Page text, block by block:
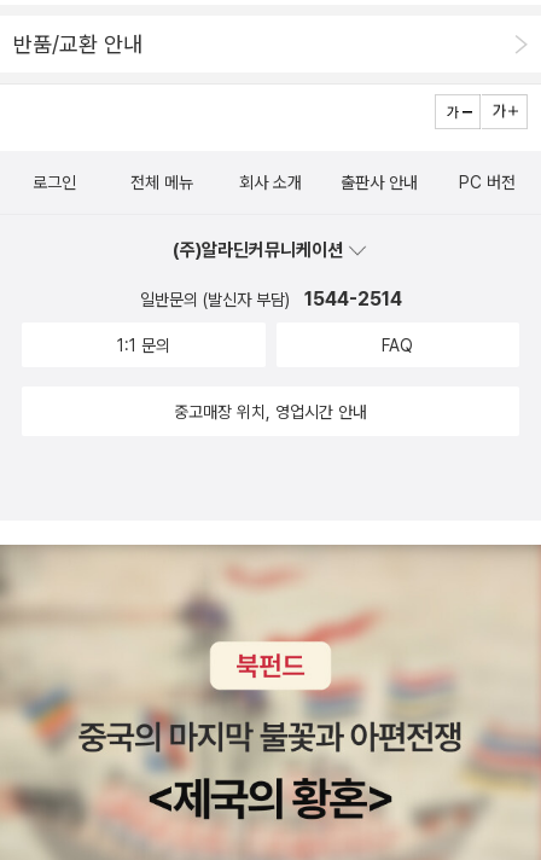
수월성(Excellence)과승리의 혼동 저자는 남을 이기는 것과 일을 잘
인 성취 기준을 마련하고 개인의 잠재력을 최대한 끌어내는 자극제로
작용하는 경우를 과소평가하고 있다. 5. 실현가능성 없는 대안경쟁을
족하다는 지적이다.6. 이상주의적 결론 경쟁 시스템을 완전히 제거한
특히 거대하고 복잡한 현대 자본주의 경제 시스템 내에서 경쟁 없이
효율성을 유지할 수 있는 구체적인 대안 제시가보이지 않는다는 비판
로도 잘 먹고 잘 살 수 있다는 '도덕적 해이'와 타인의 노력에 '무임승
와 비과학적, 이분법적 접근 방식으로 인하여 설득력이떨어지는 주장
렸을 때부터 경쟁을 가르치지 않으면 성인이 되어 불리해질 것이라고
기울여야 한다고 생각한다. 즉 아이들에게 사회에 나가서 맞닥뜨릴
쳐야 한다. 우리의 목표를 후자에만 집중한다면 단기적으로는 아이들
우리 어른들이 겪었던 해로운 제도 속에서 서로를 불신하며 살아가야
할 것이다.하지만 우리가 어떤 노력을 기울여야 하는가의 문제를 떠
험이 꼭 필요할지는 몰라도, 우리 아이들은 필요 이상으로 그것을 경
는 곳에서 생활했던 아이가 있다 해도, 대학이나 직장에 들어간 후에
쟁에 대한 좀 더 넓은 안목과 협력적인 제도에 대한 경험이다” 저자
알피 콘은 협력학습을 대안으로 제시한다. 나도 그런 마음에서 자식
들을 유치원부터 고등학교까지 경쟁이 거의 없는 대안학교에 보내고
있다. 아이들이 스마트폰으로 게임 안 하는 것에 만족한다.
반품/교환 안내
로그인 전체 메뉴 회사 소개 출판사 안내 PC 버전
(주)알라딘커뮤니케이션
일반문의 (발신자 부담) 1544-2514
1:1 문의 FAQ
중고매장 위치, 영업시간 안내